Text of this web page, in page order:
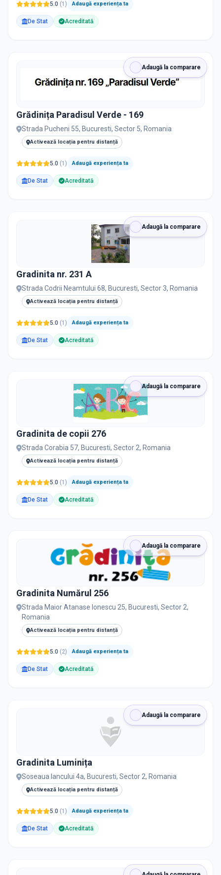
5.0 (1 ) Adaugă experiența ta
De Stat Acreditată
Adaugă la comparare
Grădinița Paradisul Verde - 169
Strada Pucheni 55, Bucuresti, Sector 5, Romania
Activează locația pentru distanță
5.0 (1 ) Adaugă experiența ta
De Stat Acreditată
Adaugă la comparare
Gradinita nr. 231 A
Strada Codrii Neamtului 68, Bucuresti, Sector 3, Romania
Activează locația pentru distanță
5.0 (1 ) Adaugă experiența ta
De Stat Acreditată
Adaugă la comparare
Gradinita de copii 276
Strada Corabia 57, Bucuresti, Sector 2, Romania
Activează locația pentru distanță
5.0 (1 ) Adaugă experiența ta
De Stat Acreditată
Adaugă la comparare
Gradinita Numărul 256
Strada Maior Atanase Ionescu 25, Bucuresti, Sector 2,
Romania
Activează locația pentru distanță
5.0 (2) Adaugă experiența ta
De Stat Acreditată
Adaugă la comparare
Gradinita Luminița
Soseaua Iancului 4a, Bucuresti, Sector 2, Romania
Activează locația pentru distanță
5.0 (1 ) Adaugă experiența ta
De Stat Acreditată